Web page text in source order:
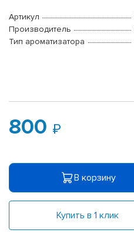
Артикул
Производитель
Тип ароматизатора
800
В корзину
Купить в 1 клик